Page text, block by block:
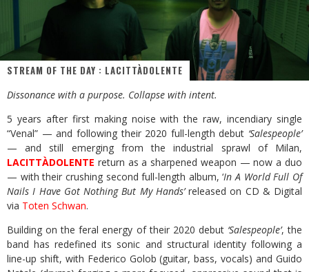
Stream Of The Day : Boundaries
STREAM OF THE DAY : LACITTÀDOLENTE
Dissonance with a purpose. Collapse with intent.
5 years after first making noise with the raw, incendiary single
“Venal” — and following their 2020 full-length debut ‘Salespeople’
— and still emerging from the industrial sprawl of Milan,
LACITTÀDOLENTE return as a sharpened weapon — now a duo
— with their crushing second full-length album, ‘In A World Full Of
Nails I Have Got Nothing But My Hands’released on CD & Digital
via Toten Schwan.
Building on the feral energy of their 2020 debut‘Salespeople’, the
band has redefined its sonic and structural identity following a
line-up shift, with Federico Golob (guitar, bass, vocals) and Guido